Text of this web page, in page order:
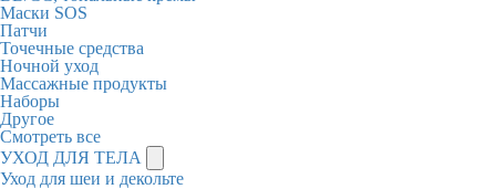
Маски SOS
Патчи
Точечные средства
Ночной уход
Массажные продукты
Наборы
Другое
Смотреть все
УХОД ДЛЯ ТЕЛА
Уход для шеи и декольте